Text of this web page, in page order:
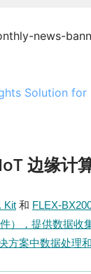
边缘计
Kit 和 FLEX-
），提供数据收
方案中数据处理